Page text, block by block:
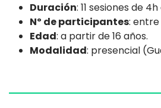
Duración: 11 sesiones de
Nº de participantes: entre
Edad: a partir de 16 años.
Modalidad: presencial